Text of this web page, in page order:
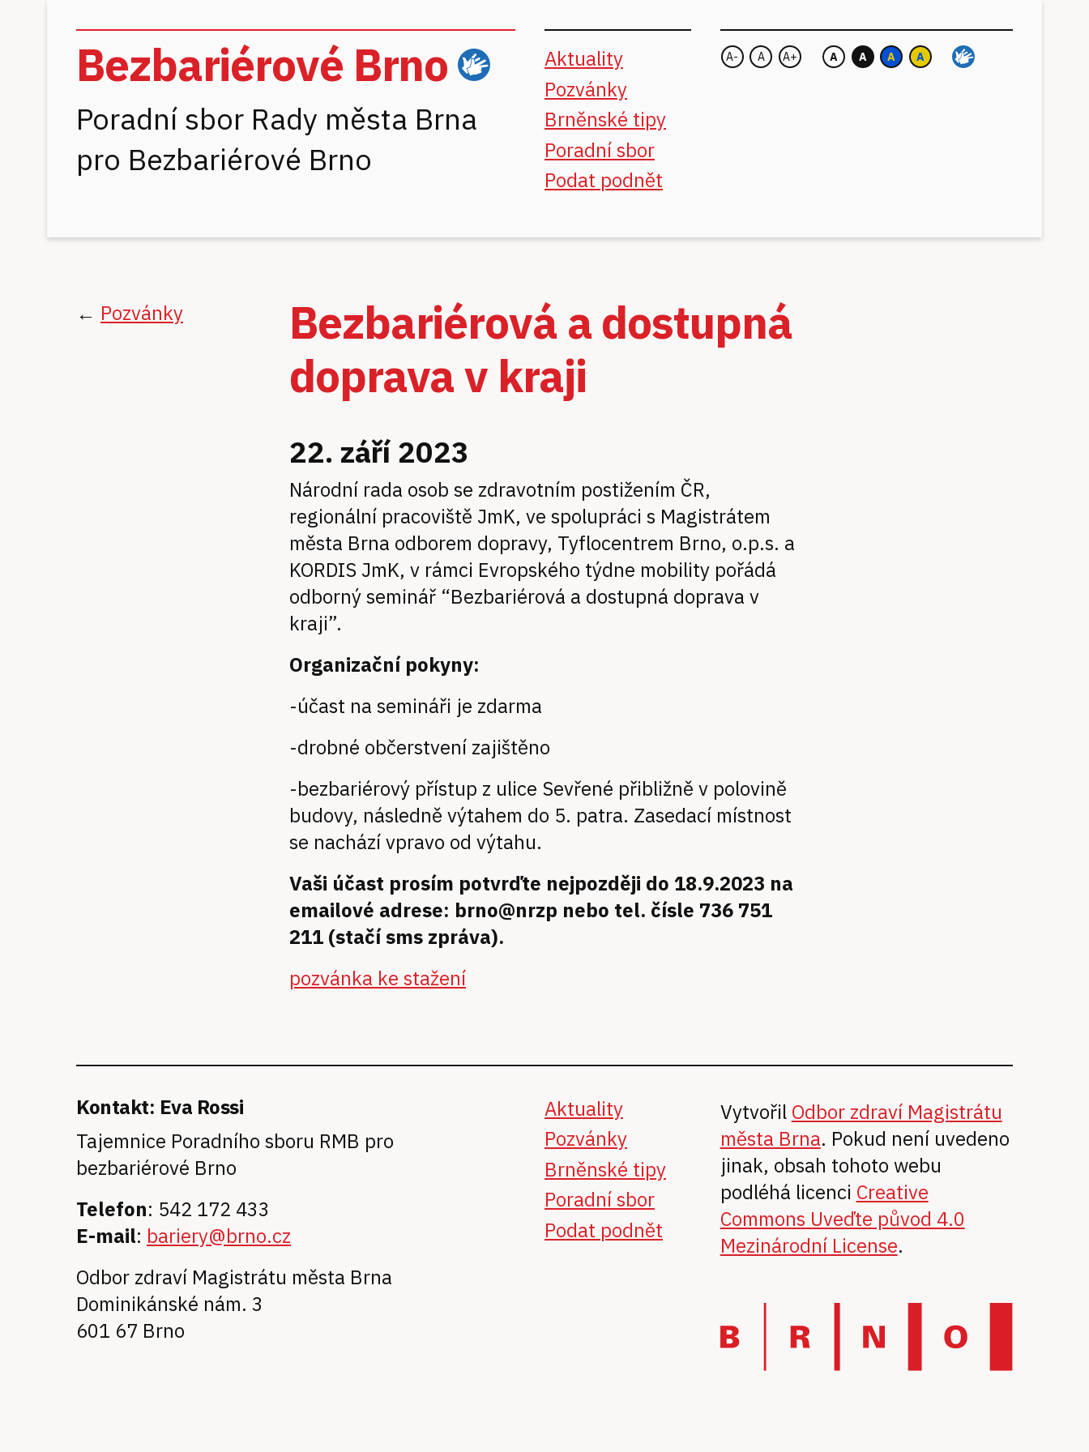
Bezbariérové Brno ČZJ
Poradní sbor Rady města Brna
pro Bezbariérové Brno
Aktuality
Pozvánky
Brněnské tipy
Poradní sbor
Podat podnět
Velikost písma:
A- A A+
Barva pozadí:
A A A A
← Pozvánky
Bezbariérová a dostupná
doprava v kraji
22. září 2023
N árodní rada osob se zdravotním postižením ČR,
regionální pracoviště JmK, ve spolupráci s Magistrátem
města Brna odborem dopravy, Tyflocentrem Brno, o.p.s. a
KORDIS JmK, v rámci Evropského týdne mobility pořádá
odborný seminář “Bezbariérová a dostupná doprava v
kraji”.
O rganizační pokyny:
- účast na semináři je zdarma
- drobné občerstvení zajištěno
- bezbariérový přístup z ulice Sevřené přibližně v polovině
budovy, následně výtahem do 5. patra. Zasedací místnost
se nachází vpravo od výtahu.
V aši účast prosím potvrďte nejpozději do 18.9.2023 na
emailové adrese: brno@nrzp nebo tel. čísle 736 751
211 (stačí sms zpráva).
pozvánka ke stažení
Kontakt: Eva Rossi
Tajemnice Poradního sboru RMB pro
bezbariérové Brno
Telefon: 542 172 433
E-mail: bariery@brno.cz
Odbor zdraví Magistrátu města Brna
Dominikánské nám. 3
601 67 Brno
Aktuality
Pozvánky
Brněnské tipy
Poradní sbor
Podat podnět
Vytvořil Odbor zdraví Magistrátu
města Brna. Pokud není uvedeno
jinak, obsah tohoto webu
podléhá licenci Creative
Commons Uveďte původ 4.0
Mezinárodní License.